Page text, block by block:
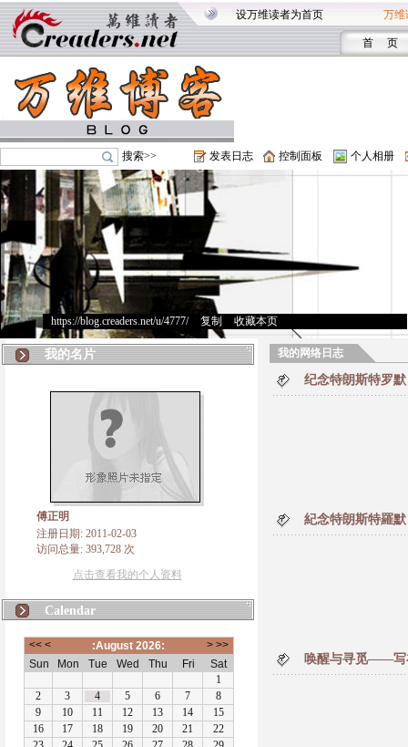
设万维读者为首页 万维
首 页
搜索>> 发表日志 控制面板 个人相册
https://blog.creaders.net/u/4777/> 复制 收藏本页
我的名片
傅正明
注册日期: 2011-02-03
访问总量: 393,728 次
点击查看我的个人资料
Calendar
我的网络日志
纪念特朗斯特罗默
紀念特朗斯特羅默
唤醒与寻觅――写